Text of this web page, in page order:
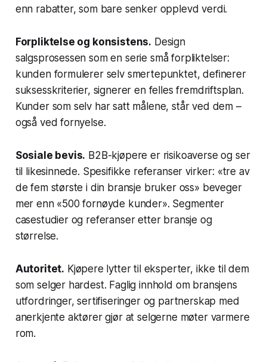
enn rabatter, som bare senker opplevd verdi.
Forpliktelse og konsistens. Design
salgsprosessen som en serie små forpliktelser:
kunden formulerer selv smertepunktet, definerer
suksesskriterier, signerer en felles fremdriftsplan.
Kunder som selv har satt målene, står ved dem –
også ved fornyelse.
Sosiale bevis. B2B-kjøpere er risikoaverse og ser
til likesinnede. Spesifikke referanser virker: «tre av
de fem største i din bransje bruker oss» beveger
mer enn «500 fornøyde kunder». Segmenter
casestudier og referanser etter bransje og
størrelse.
Autoritet. Kjøpere lytter til eksperter, ikke til dem
som selger hardest. Faglig innhold om bransjens
utfordringer, sertifiseringer og partnerskap med
anerkjente aktører gjør at selgerne møter varmere
rom.